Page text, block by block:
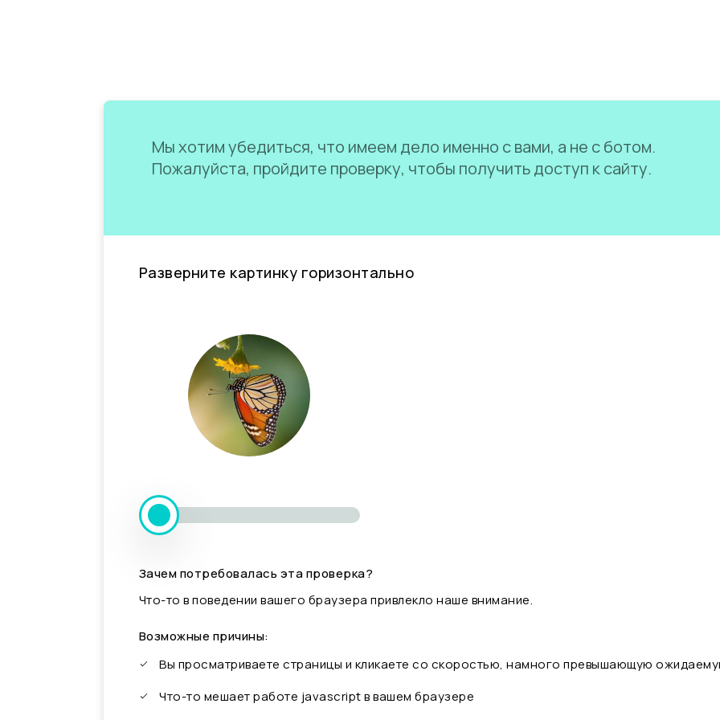
Мы хотим убедиться, что имеем дело именно с вами, а не с ботом.
Пожалуйста, пройдите проверку, чтобы получить доступ к сайту.
Разверните картинку горизонтально
Зачем потребовалась эта проверка?
Что-то в поведении вашего браузера привлекло наше внимание.
Возможные причины:
Вы просматриваете страницы и кликаете со скоростью, намного превышающую
Что-то мешает работе javascript в вашем браузере